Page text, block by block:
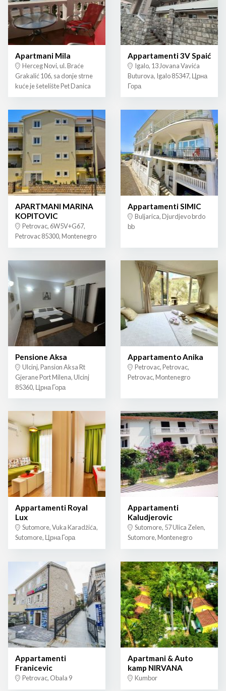
Apartmani Mila
Herceg Novi, ul. Braće
Grakalić 106, sa donje strne
kuće je šetelište Pet Danica
Appartamenti 3V Spaić
Igalo, 13 Jovana Vavića
Buturova, Igalo 85347, Црна
Гора
APARTMANI MARINA
KOPITOVIC
Petrovac, 6W5V+G67,
Petrovac 85300, Montenegro
Appartamenti SIMIC
Buljarica, Djurdjevo brdo
bb
Pensione Aksa
Ulcinj, Pansion Aksa Rt
Gjerane Port Milena, Ulcinj
85360, Црна Гора
Appartamento Anika
Petrovac, Petrovac,
Petrovac, Montenegro
Appartamenti Royal
Lux
Sutomore, Vuka Karadžića,
Sutomore, Црна Гора
Appartamenti
Kaludjerovic
Sutomore, 57 Ulica Zelen,
Sutomore, Montenegro
Appartamenti
Franicevic
Petrovac, Obala 9
Apartmani & Auto
kamp NIRVANA
Kumbor